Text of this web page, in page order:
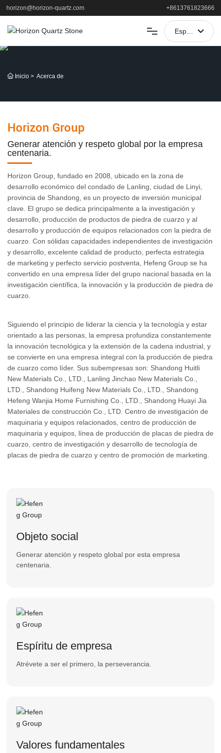
horizon@horizon-quartz.com +8613761823666
ACERCA DE
NOTICIAS
CONTACTO
Inicio Acerca de
Horizon Group
Generar atención y respeto global por la empresa
centenaria.
Horizon Group, fundado en 2008, ubicado en la zona de
desarrollo económico del condado de Lanling, ciudad de Linyi,
provincia de Shandong, es un proyecto de inversión municipal
clave. El grupo se dedica principalmente a la investigación y
desarrollo, producción de productos de piedra de cuarzo y al
desarrollo y producción de equipos relacionados con la piedra de
cuarzo. Con sólidas capacidades independientes de investigación
y desarrollo, excelente calidad de producto, perfecta estrategia
de marketing y perfecto servicio postventa, Hefeng Group se ha
convertido en una empresa líder del grupo nacional basada en la
investigación científica, la innovación y la producción de piedra de
cuarzo.
Siguiendo el principio de liderar la ciencia y la tecnología y estar
orientado a las personas, la empresa profundiza constantemente
la innovación tecnológica y la extensión de la cadena industrial, y
se convierte en una empresa integral con la producción de piedra
de cuarzo como líder. Sus subempresas son: Shandong Huitli
New Materials Co., LTD., Lanling Jinchao New Materials Co.,
LTD., Shandong Huifeng New Materials Co., LTD., Shandong
Hefeng Wanjia Home Furnishing Co., LTD., Shandong Huayi Jia
Materiales de construcción Co., LTD. Centro de investigación de
maquinaria y equipos relacionados, centro de producción de
maquinaria y equipos, línea de producción de placas de piedra de
cuarzo, centro de investigación y desarrollo de tecnología de
placas de piedra de cuarzo y centro de promoción de marketing.
Objeto social
Generar atención y respeto global por esta empresa
centenaria.
Espíritu de empresa
Atrévete a ser el primero, la perseverancia.
Valores fundamentales